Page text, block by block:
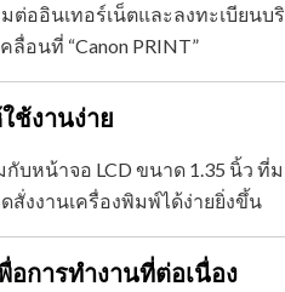
ต่ออินเทอร์เน็ตและลงทะเบีย
อนที่ “Canon PRINT”
ช้งานง่าย
กับหน้าจอ LCD ขนาด 1.35 นิ้ว
สั่งงานเครื่องพิมพ์ได้ง่ายยิ่งขึ้น
อการทำงานที่ต่อเนื่อง